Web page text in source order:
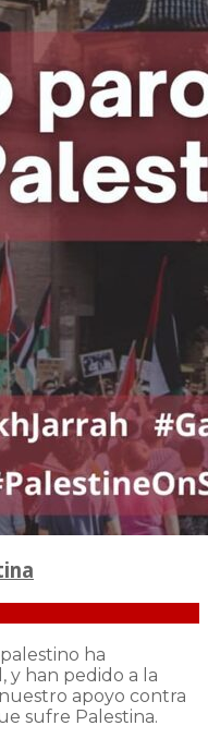
ha
y han pedido a la
apoyo contra
sufre Palestina.